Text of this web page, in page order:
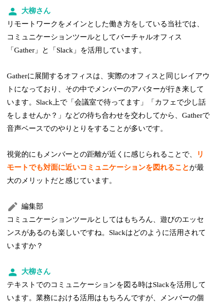
大柳さん
リモートワークをメインとした働き方をしている当社では、
コミュニケーションツールとしてバーチャルオフィス
「Gather」と「Slack」を活用しています。
Gatherに展開するオフィスは、実際のオフィスと同じレイアウ
トになっており、その中でメンバーのアバターが行き来して
います。Slack上で「会議室で待ってます」「カフェで少し話
をしませんか？」などの待ち合わせを交わしてから、Gatherで
音声ベースでのやりとりをすることが多いです。
視覚的にもメンバーとの距離が近くに感じられることで、
リ
モートでも対面に近いコミュニケーションを図れることが最
大のメリットだと感じています。
編集部
コミュニケーションツールとしてはもちろん、遊びのエッセ
ンスがあるのも楽しいですね。Slackはどのように活用されて
いますか？
大柳さん
テキストでのコミュニケーションを図る時はSlackを活用して
います。業務における活用はもちろんですが、メンバーの個